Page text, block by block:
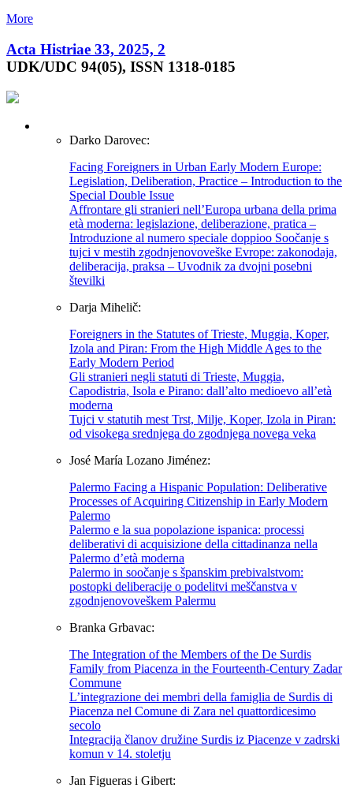
More
Acta Histriae 33, 2025, 2
UDK/UDC 94(05), ISSN 1318-0185
Darko Darovec:
Facing Foreigners in Urban Early Modern Europe:
Legislation, Deliberation, Practice – Introduction to the
Special Double Issue
Affrontare gli stranieri nell’Europa urbana della prima
età moderna: legislazione, deliberazione, pratica –
Introduzione al numero speciale doppioo Soočanje s
tujci v mestih zgodnjenovoveške Evrope: zakonodaja,
deliberacija, praksa – Uvodnik za dvojni posebni
številki
Darja Mihelič:
Foreigners in the Statutes of Trieste, Muggia, Koper,
Izola and Piran: From the High Middle Ages to the
Early Modern Period
Gli stranieri negli statuti di Trieste, Muggia,
Capodistria, Isola e Pirano: dall’alto medioevo all’età
moderna
Tujci v statutih mest Trst, Milje, Koper, Izola in Piran:
od visokega srednjega do zgodnjega novega veka
José María Lozano Jiménez:
Palermo Facing a Hispanic Population: Deliberative
Processes of Acquiring Citizenship in Early Modern
Palermo
Palermo e la sua popolazione ispanica: processi
deliberativi di acquisizione della cittadinanza nella
Palermo d’età moderna
Palermo in soočanje s španskim prebivalstvom:
postopki deliberacije o podelitvi meščanstva v
zgodnjenovoveškem Palermu
Branka Grbavac:
The Integration of the Members of the De Surdis
Family from Piacenza in the Fourteenth-Century Zadar
Commune
L’integrazione dei membri della famiglia de Surdis di
Piacenza nel Comune di Zara nel quattordicesimo
secolo
Integracija članov družine Surdis iz Piacenze v zadrski
komun v 14. stoletju
Jan Figueras i Gibert: